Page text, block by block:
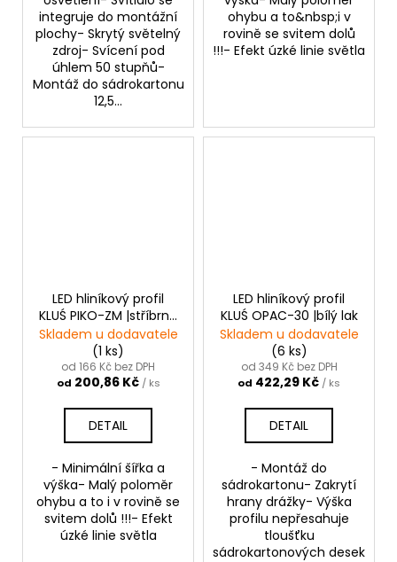
integruje do montážní
plochy- Skrytý světelný
zdroj- Svícení pod
úhlem 50 stupňů-
Montáž do sádrokartonu
12,5...
ohybu a to&nbsp;i v
rovině se svitem dolů
!!!- Efekt úzké linie světla
LED hliníkový profil
KLUŚ PIKO-ZM |stříbrná
anoda
Skladem u dodavatele
(1 ks)
od 166 Kč bez DPH
od 200,86 Kč / ks
DETAIL
- Minimální šířka a
výška- Malý poloměr
ohybu a to i v rovině se
svitem dolů !!!- Efekt
úzké linie světla
LED hliníkový profil
KLUŚ OPAC-30 |bílý lak
Skladem u dodavatele
(6 ks)
od 349 Kč bez DPH
od 422,29 Kč / ks
DETAIL
- Montáž do
sádrokartonu- Zakrytí
hrany drážky- Výška
profilu nepřesahuje
tloušťku
sádrokartonových desek